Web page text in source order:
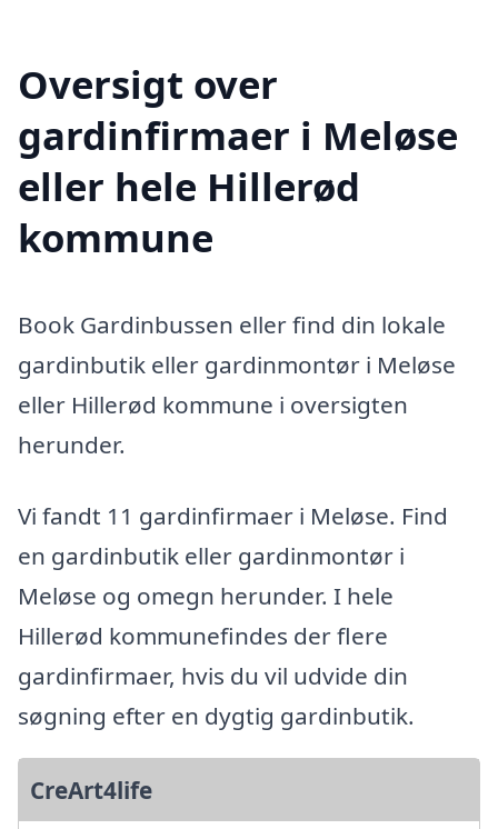
Oversigt over
gardinfirmaer i Meløse
eller hele Hillerød
kommune
Book Gardinbussen eller find din lokale
gardinbutik eller gardinmontør i Meløse
eller Hillerød kommune i oversigten
herunder.
Vi fandt 11 gardinfirmaer i Meløse. Find
en gardinbutik eller gardinmontør i
Meløse og omegn herunder. I hele
Hillerød kommunefindes der flere
gardinfirmaer, hvis du vil udvide din
søgning efter en dygtig gardinbutik.
CreArt4life